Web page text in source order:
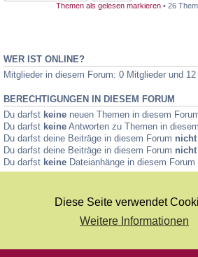
Diese Seite verwendet
Weitere Informationen
Themen als gelesen markieren • 26
WER IST ONLINE?
Mitglieder in diesem Forum: 0 Mitglieder und
BERECHTIGUNGEN IN DIESEM FORUM
Du darfst keine neuen Themen in diesem
Du darfst keine Antworten zu Themen in
Du darfst deine Beiträge in diesem Forum nicht
Du darfst deine Beiträge in diesem Forum nicht
Du darfst keine Dateianhänge in diesem Forum
Deutsche Übersetzung durch